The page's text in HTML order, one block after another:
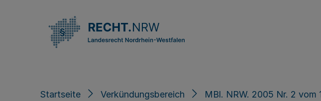
Startseite Verkündungsbereich MBl. NRW. 2005 Nr. 2 vom